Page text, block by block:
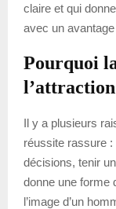
claire et qui
avec un avantage
Pourquoi
l’attraction
Il y a plusieurs
réussite rassure
décisions, tenir
donne une forme
l’image d’un